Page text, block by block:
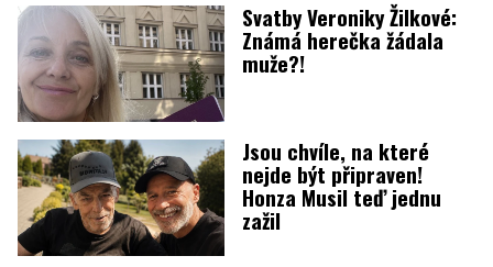
Svatby Veroniky Žilkové:
Známá herečka žádala
muže?!
Jsou chvíle, na které
nejde být připraven!
Honza Musil teď jednu
zažil